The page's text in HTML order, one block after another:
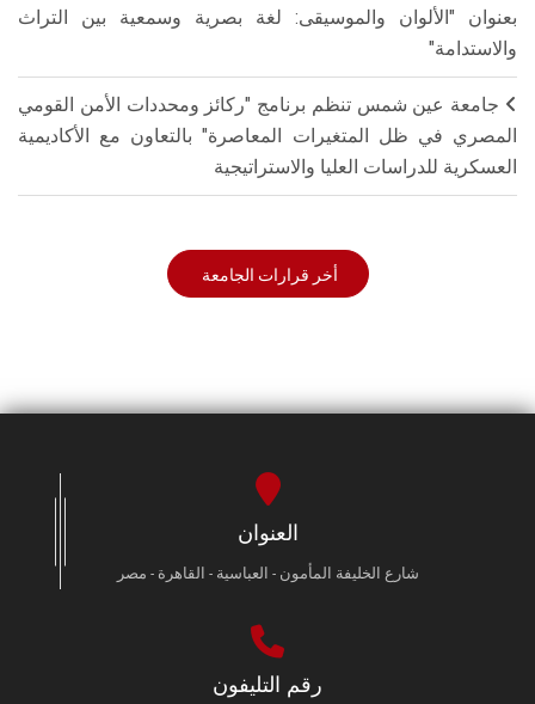
بعنوان "الألوان والموسيقى: لغة بصرية وسمعية بين التراث
والاستدامة"
جامعة عين شمس تنظم برنامج "ركائز ومحددات الأمن القومي
المصري في ظل المتغيرات المعاصرة" بالتعاون مع الأكاديمية
العسكرية للدراسات العليا والاستراتيجية
أخر قرارات الجامعة
العنوان
شارع الخليفة المأمون - العباسية - القاهرة - مصر
رقم التليفون